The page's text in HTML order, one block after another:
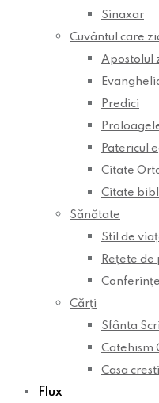
Sinaxar
Cuvântul care
Apostolul
Predici
Patericul
Citate
Citate
Sănătate
Stil de
Rețete de
Conferințe
Cărți
Sfânta
Catehism
Casa
Flux